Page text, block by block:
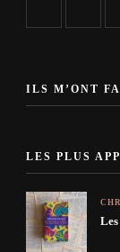
ILS M’ONT
LES PLUS